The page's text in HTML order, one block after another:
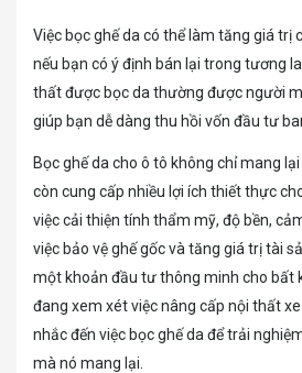
Việc bọc ghế da có thể làm tăng giá trị
nếu bạn có ý định bán lại trong tương
thất được bọc da thường được người
giúp bạn dễ dàng thu hồi vốn đầu tư
Bọc ghế da cho ô tô không chỉ mang
còn cung cấp nhiều lợi ích thiết thực
việc cải thiện tính thẩm mỹ, độ bền,
việc bảo vệ ghế gốc và tăng giá trị tài
một khoản đầu tư thông minh cho bất
đang xem xét việc nâng cấp nội thất
nhắc đến việc bọc ghế da để trải
mà nó mang lại.